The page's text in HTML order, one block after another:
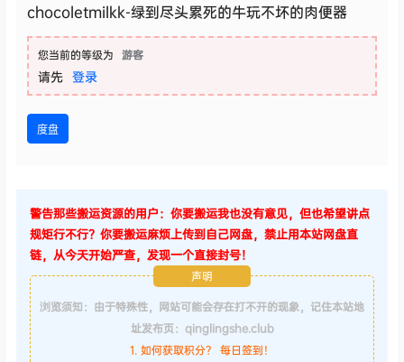
chocoletmilkk-绿到尽头累死的牛玩不坏的肉便器
您当前的等级为 游客
请先 登录
度盘
警告那些搬运资源的用户：你要搬运我也没有意见，但也希望讲点
规矩行不行？你要搬运麻烦上传到自己网盘，禁止用本站网盘直
链，从今天开始严查，发现一个直接封号！
声明
浏览须知：由于特殊性，网站可能会存在打不开的现象，记住本站地
址发布页：qinglingshe.club
1. 如何获取积分？ 每日签到！